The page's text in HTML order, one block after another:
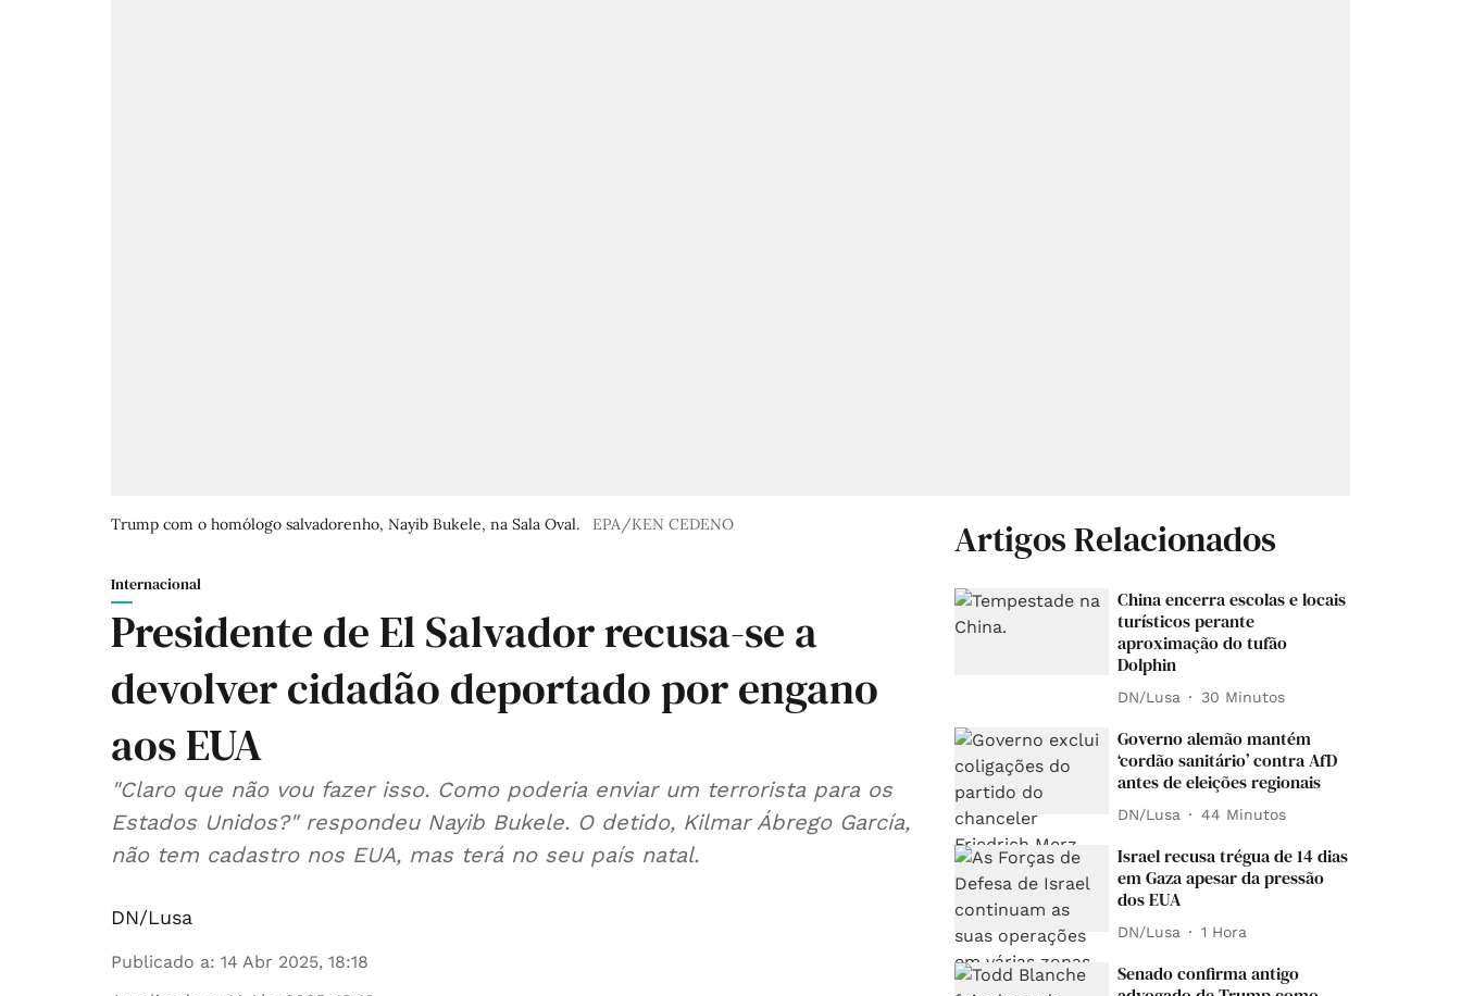
Trump com o homólogo salvadorenho, Nayib Bukele, na Sala Oval. EPA/KEN CEDENO
Internacional
Presidente de El Salvador recusa-se a
devolver cidadão deportado por engano
aos EUA
"Claro que não vou fazer isso. Como poderia enviar um terrorista para os
Estados Unidos?" respondeu Nayib Bukele. O detido, Kilmar Ábrego García,
não tem cadastro nos EUA, mas terá no seu país natal.
DN/Lusa
Publicado a: 14 Abr 2025, 18:18
Artigos Relacionados
China encerra escolas e locais
turísticos perante
aproximação do tufão
Dolphin
DN/Lusa 30 Minutos
Governo alemão mantém
‘cordão sanitário’ contra AfD
antes de eleições regionais
DN/Lusa 44 Minutos
Israel recusa trégua de 14 dias
em Gaza apesar da pressão
dos EUA
DN/Lusa 1 Hora
Senado confirma antigo